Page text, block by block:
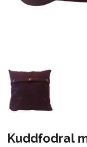
Kuddfodral